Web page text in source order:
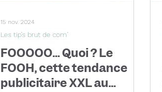
FOOOOO… Quoi ? Le
FOOH, cette tendance
publicitaire XXL au
Les tip’s brut de com’
15 nov. 2024